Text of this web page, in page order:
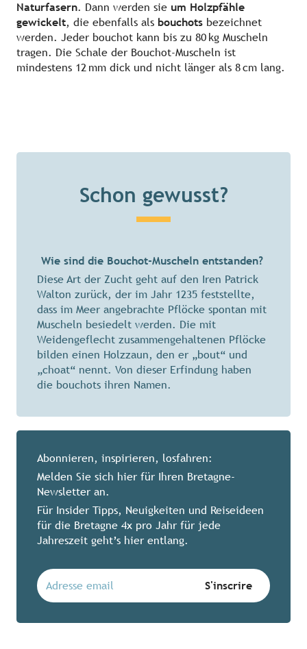
Naturfasern. Dann werden sie um Holzpfähle
gewickelt, die ebenfalls als bouchots bezeichnet
werden. Jeder bouchot kann bis zu 80 kg Muscheln
tragen. Die Schale der Bouchot-Muscheln ist
mindestens 12 mm dick und nicht länger als 8 cm lang.
Schon gewusst?
Wie sind die Bouchot-Muscheln entstanden?
Diese Art der Zucht geht auf den Iren Patrick
Walton zurück, der im Jahr 1235 feststellte,
dass im Meer angebrachte Pflöcke spontan mit
Muscheln besiedelt werden. Die mit
Weidengeflecht zusammengehaltenen Pflöcke
bilden einen Holzzaun, den er „bout“ und
„choat“ nennt. Von dieser Erfindung haben
die bouchots ihren Namen.
Abonnieren, inspirieren, losfahren:
Melden Sie sich hier für Ihren Bretagne-
Newsletter an.
Für Insider Tipps, Neuigkeiten und Reiseideen
für die Bretagne 4x pro Jahr für jede
Jahreszeit geht’s hier entlang.